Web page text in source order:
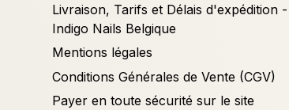
Livraison, Tarifs et Délais d'expédition -
Indigo Nails Belgique
Mentions légales
Conditions Générales de Vente (CGV)
Payer en toute sécurité sur le site